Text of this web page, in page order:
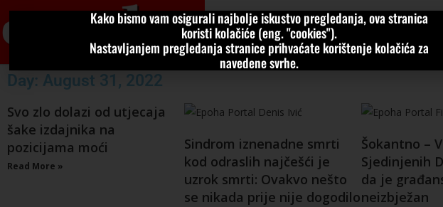
VIJESTI KOLUMNE KATEGORIJE
Day: August 31, 2022
Svo zlo dolazi od utjecaja
šake izdajnika na
pozicijama moći
Read More »
Sindrom iznenadne smrti
kod odraslih najčešći je
uzrok smrti: Ovakvo nešto
se nikada prije nije dogodilo
Šokantno –
Sjedinjenih
da je
neizbježan
Kako bismo vam osigurali najbolje iskustvo pregledanja, ova stranica
koristi kolačiće (eng. "cookies").
Nastavljanjem pregledanja stranice prihvaćate korištenje kolačića za
navedene svrhe.